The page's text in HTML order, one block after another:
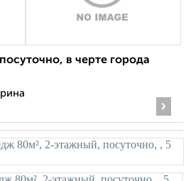
в черте города
›